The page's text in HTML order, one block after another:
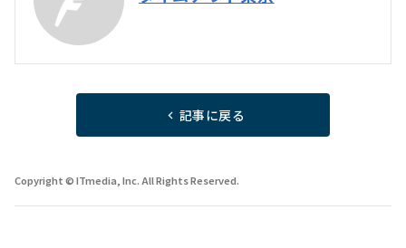
記事に戻る
Copyright © ITmedia, Inc. All Rights Reserved.